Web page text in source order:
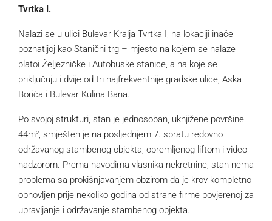
Tvrtka I.
Nalazi se u ulici Bulevar Kralja Tvrtka I, na lokaciji inače
poznatijoj kao Stanični trg – mjesto na kojem se nalaze
platoi Željezničke i Autobuske stanice, a na koje se
priključuju i dvije od tri najfrekventnije gradske ulice, Aska
Borića i Bulevar Kulina Bana.
Po svojoj strukturi, stan je jednosoban, uknjižene površine
44m², smješten je na posljednjem 7. spratu redovno
održavanog stambenog objekta, opremljenog liftom i video
nadzorom. Prema navodima vlasnika nekretnine, stan nema
problema sa prokišnjavanjem obzirom da je krov kompletno
obnovljen prije nekoliko godina od strane firme povjerenoj za
upravljanje i održavanje stambenog objekta.